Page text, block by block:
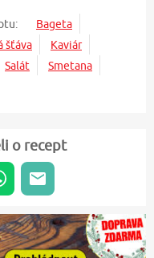
Bageta
šťáva
Kaviár
Salát
Smetana
o recept